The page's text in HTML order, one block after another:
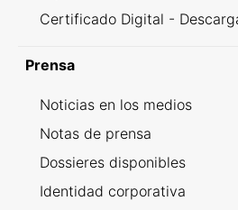
Certificado Digital -
Prensa
Noticias en los medios
Notas de prensa
Dossieres disponibles
Identidad corporativa